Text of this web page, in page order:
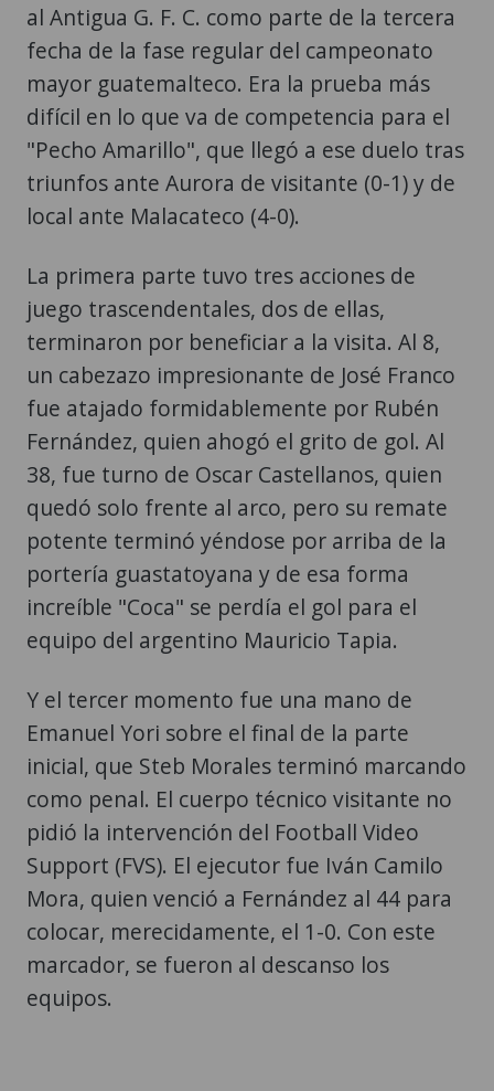
al Antigua G. F. C. como parte de la tercera
fecha de la fase regular del campeonato
mayor guatemalteco. Era la prueba más
difícil en lo que va de competencia para el
"Pecho Amarillo", que llegó a ese duelo tras
triunfos ante Aurora de visitante (0-1) y de
local ante Malacateco (4-0).
La primera parte tuvo tres acciones de
juego trascendentales, dos de ellas,
terminaron por beneficiar a la visita. Al 8,
un cabezazo impresionante de José Franco
fue atajado formidablemente por Rubén
Fernández, quien ahogó el grito de gol. Al
38, fue turno de Oscar Castellanos, quien
quedó solo frente al arco, pero su remate
potente terminó yéndose por arriba de la
portería guastatoyana y de esa forma
increíble "Coca" se perdía el gol para el
equipo del argentino Mauricio Tapia.
Y el tercer momento fue una mano de
Emanuel Yori sobre el final de la parte
inicial, que Steb Morales terminó marcando
como penal. El cuerpo técnico visitante no
pidió la intervención del Football Video
Support (FVS). El ejecutor fue Iván Camilo
Mora, quien venció a Fernández al 44 para
colocar, merecidamente, el 1-0. Con este
marcador, se fueron al descanso los
equipos.